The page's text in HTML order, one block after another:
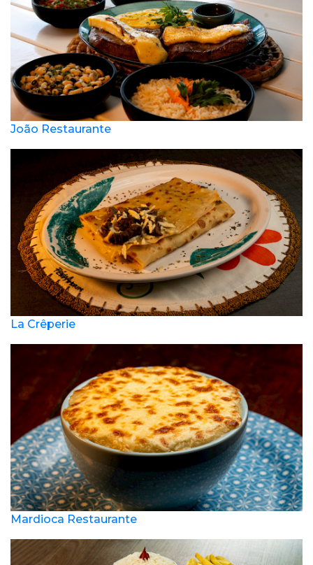
João Restaurante
La Crêperie
Mardioca Restaurante